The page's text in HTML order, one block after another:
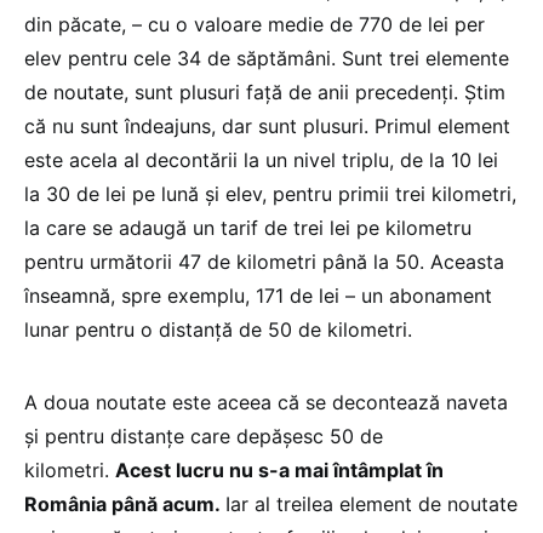
din păcate, – cu o valoare medie de 770 de lei per
elev pentru cele 34 de săptămâni. Sunt trei elemente
de noutate, sunt plusuri față de anii precedenți. Ştim
că nu sunt îndeajuns, dar sunt plusuri. Primul element
este acela al decontării la un nivel triplu, de la 10 lei
la 30 de lei pe lună și elev, pentru primii trei kilometri,
la care se adaugă un tarif de trei lei pe kilometru
pentru următorii 47 de kilometri până la 50. Aceasta
înseamnă, spre exemplu, 171 de lei – un abonament
lunar pentru o distanță de 50 de kilometri.
A doua noutate este aceea că se decontează naveta
și pentru distanțe care depășesc 50 de
kilometri. Acest lucru nu s-a mai întâmplat în
România până acum. Iar al treilea element de noutate